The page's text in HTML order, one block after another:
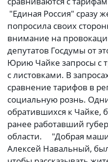
"Единая Россия" сразу
попросила своих
внимание на
депутатов Госдумы от
Юрию Чайке запросы с
с листовками. В
сравнение тарифов в
социальную рознь.
обратившихся к Чайке,
ранее работавший
области. "Добрая
Алексей Навальный,